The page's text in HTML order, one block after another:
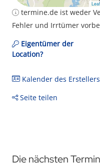
termine.de ist weder
Fehler und Irrtümer
Eigentümer der
Location?
Kalender des Erstellers
Seite teilen
Die nächsten